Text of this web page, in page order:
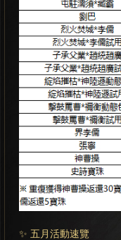
✨ 五月活動速覽